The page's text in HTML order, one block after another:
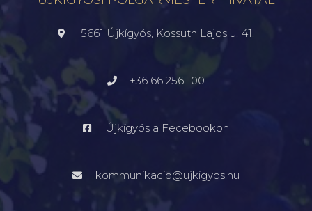
5661 Újkígyós, Kossuth Lajos u. 41.
+36 66 256 100
Újkígyós a Fecebookon
kommunikacio@ujkigyos.hu